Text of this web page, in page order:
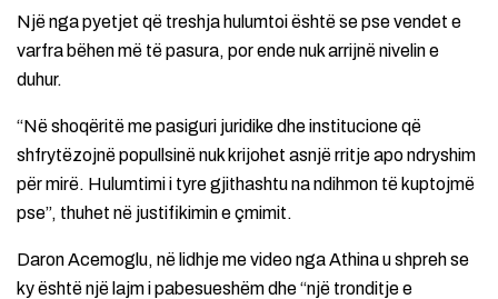
Një nga pyetjet që treshja hulumtoi është se pse vendet e
varfra bëhen më të pasura, por ende nuk arrijnë nivelin e
duhur.
“Në shoqëritë me pasiguri juridike dhe institucione që
shfrytëzojnë popullsinë nuk krijohet asnjë rritje apo ndryshim
për mirë. Hulumtimi i tyre gjithashtu na ndihmon të kuptojmë
pse”, thuhet në justifikimin e çmimit.
Daron Acemoglu, në lidhje me video nga Athina u shpreh se
ky është një lajm i pabesueshëm dhe “një tronditje e